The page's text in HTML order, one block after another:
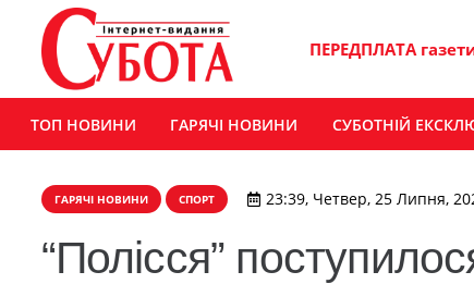
ПЕРЕДПЛАТА
ТОП НОВИНИ ГАРЯЧІ НОВИНИ СУБОТНІЙ
ГАРЯЧІ НОВИНИ СПОРТ 23:39, Четвер, 25 Липня,
“Полісся”